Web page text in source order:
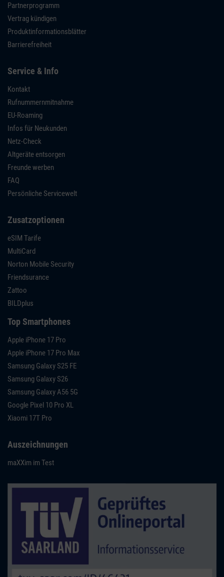
Partnerprogramm
Vertrag kündigen
Produktinformationsblätter
Barrierefreiheit
Service & Info
Kontakt
Rufnummernmitnahme
EU-Roaming
Infos für Neukunden
Netz-Check
Altgeräte entsorgen
Freunde werben
FAQ
Persönliche Servicewelt
Zusatzoptionen
eSIM Tarife
MultiCard
Norton Mobile Security
Friendsurance
Zattoo
BILDplus
Top Smartphones
Apple iPhone 17 Pro
Apple iPhone 17 Pro Max
Samsung Galaxy S25 FE
Samsung Galaxy S26
Samsung Galaxy A56 5G
Google Pixel 10 Pro XL
Xiaomi 17T Pro
Auszeichnungen
maXXim im Test